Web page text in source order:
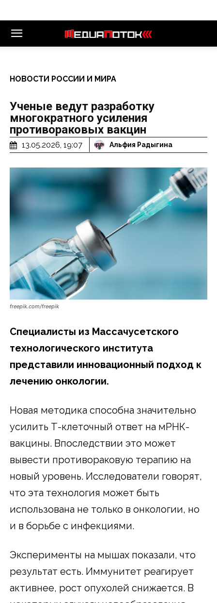
НОВОСТИ РОССИИ И МИРА
Ученые ведут разработку
многократного усиления
противораковых вакцин
13.05.2026, 19:07 Альфия Радыгина
freepik.com/freepik
Специалисты из Массачусетского
технологического института
представили инновационный подход к
лечению онкологии.
Новая методика способна значительно
усилить Т-клеточный ответ на мРНК-
вакцины. Впоследствии это может
вывести противораковую терапию на
новый уровень. Исследователи говорят,
что эта технология может быть
использована не только в онкологии, но
и в борьбе с инфекциями.
Эксперименты на мышах показали, что
результат есть. Иммунитет реагирует
активнее, рост опухолей снижается. В